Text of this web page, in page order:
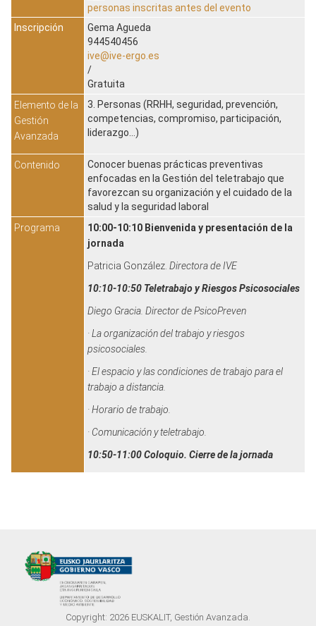
personas inscritas antes del evento
Inscripción
Gema Agueda
944540456
ive@ive-ergo.es
/
Gratuita
Elemento de la
Gestión
Avanzada
3. Personas (RRHH, seguridad, prevención,
competencias, compromiso, participación,
liderazgo...)
Contenido
Conocer buenas prácticas preventivas
enfocadas en la Gestión del teletrabajo que
favorezcan su organización y el cuidado de la
salud y la seguridad laboral
Programa
10:00-10:10 Bienvenida y presentación de la
jornada
Patricia González. Directora de IVE
10:10-10:50 Teletrabajo y Riesgos Psicosociales
Diego Gracia. Director de PsicoPreven
· La organización del trabajo y riesgos
psicosociales.
· El espacio y las condiciones de trabajo para el
trabajo a distancia.
· Horario de trabajo.
· Comunicación y teletrabajo.
10:50-11:00Coloquio. Cierre de la jornada
Copyright: 2026 EUSKALIT, Gestión Avanzada.